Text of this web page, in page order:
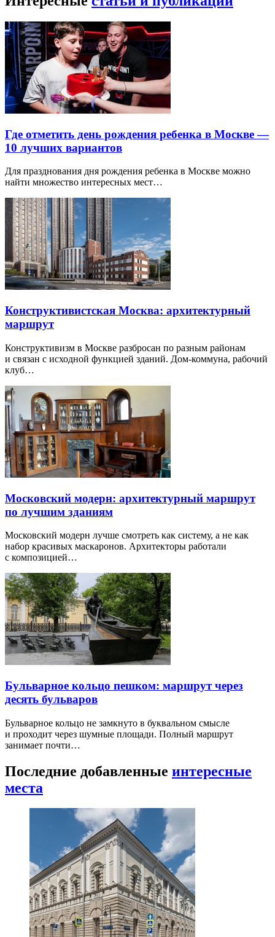
Где отметить день рождения ребенка в Москве —
10 лучших вариантов
Для празднования дня рождения ребенка в Москве можно
найти множество интересных мест…
Конструктивистская Москва: архитектурный
маршрут
Конструктивизм в Москве разбросан по разным районам
и связан с исходной функцией зданий. Дом-коммуна, рабочий
клуб…
Московский модерн: архитектурный маршрут
по лучшим зданиям
Московский модерн лучше смотреть как систему, а не как
набор красивых маскаронов. Архитекторы работали
с композицией…
Бульварное кольцо пешком: маршрут через
десять бульваров
Бульварное кольцо не замкнуто в буквальном смысле
и проходит через шумные площади. Полный маршрут
занимает почти…
Последние добавленные интересные
места